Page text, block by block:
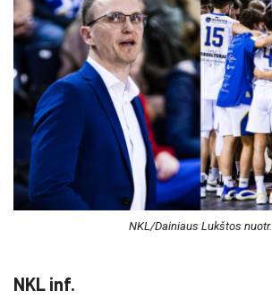
NKL/Dainiaus Lukštos nuotr.
NKL inf.